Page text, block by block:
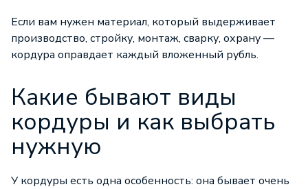
Если вам нужен материал, который выдерживает
производство, стройку, монтаж, сварку, охрану —
кордура оправдает каждый вложенный рубль.
Какие бывают виды
кордуры и как выбрать
нужную
У кордуры есть одна особенность: она бывает очень